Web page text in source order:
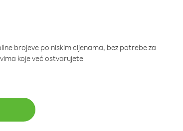
brojeve po niskim cijenama, bez potrebe za
koje već ostvarujete